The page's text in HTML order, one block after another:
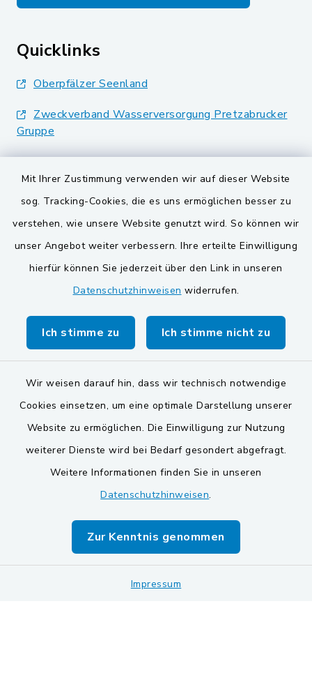
Mit Ihrer Zustimmung verwenden wir auf dieser Website
sog. Tracking-Cookies, die es uns ermöglichen besser zu
verstehen, wie unsere Website genutzt wird. So können wir
unser Angebot weiter verbessern. Ihre erteilte Einwilligung
hierfür können Sie jederzeit über den Link in unseren
Datenschutzhinweisen widerrufen.
Ich stimme zu Ich stimme nicht zu
Wir weisen darauf hin, dass wir technisch notwendige
Cookies einsetzen, um eine optimale Darstellung unserer
Website zu ermöglichen. Die Einwilligung zur Nutzung
weiterer Dienste wird bei Bedarf gesondert abgefragt.
Weitere Informationen finden Sie in unseren
Datenschutzhinweisen.
Zur Kenntnis genommen
Impressum
Quicklinks
Oberpfälzer Seenland
Zweckverband Wasserversorgung Pretzabrucker
Gruppe
Landkreis Schwandorf
VG und Gemeinden
Gemeinde Schwarzach bei Nabburg
Gemeinde Stulln
Verwaltungsgemeinschaft Schwarzenfeld
Barrierefreiheit
Impressum
Sitemap